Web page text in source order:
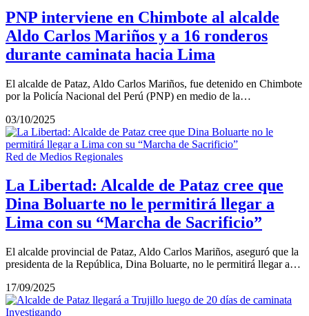
PNP interviene en Chimbote al alcalde
Aldo Carlos Mariños y a 16 ronderos
durante caminata hacia Lima
El alcalde de Pataz, Aldo Carlos Mariños, fue detenido en Chimbote
por la Policía Nacional del Perú (PNP) en medio de la…
03/10/2025
Red de Medios Regionales
La Libertad: Alcalde de Pataz cree que
Dina Boluarte no le permitirá llegar a
Lima con su “Marcha de Sacrificio”
El alcalde provincial de Pataz, Aldo Carlos Mariños, aseguró que la
presidenta de la República, Dina Boluarte, no le permitirá llegar a…
17/09/2025
Investigando